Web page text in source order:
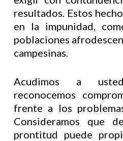
resultados. Estos
en la impunidad,
poblaciones
campesinas.
Acudimos a
reconocemos
frente a los
Consideramos que
prontitud puede